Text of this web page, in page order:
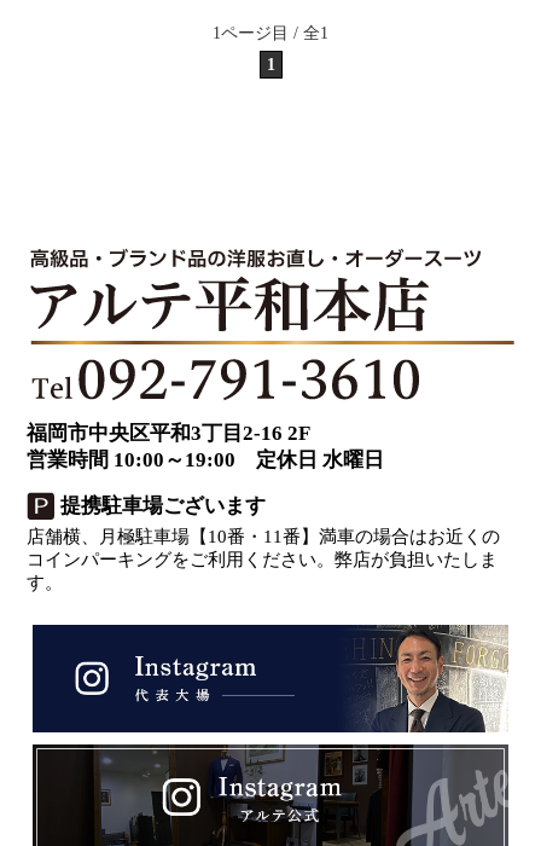
1ページ目 / 全1
1
福岡市中央区平和3丁目2-16 2F
営業時間 10:00～19:00 定休日 水曜日
提携駐車場ございます
店舗横、月極駐車場【10番・11番】満車の場合はお近くの
コインパーキングをご利用ください。弊店が負担いたしま
す。